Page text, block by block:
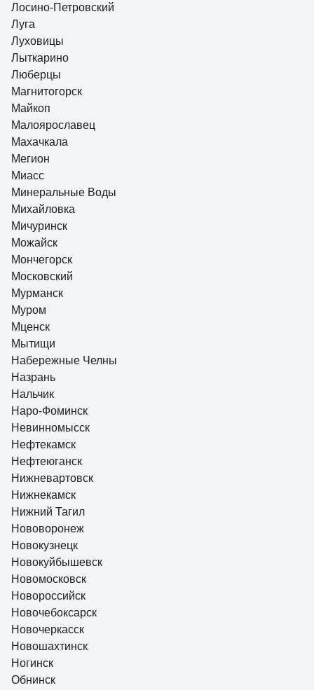
Лосино-Петровский
Луга
Луховицы
Лыткарино
Люберцы
Магнитогорск
Майкоп
Малоярославец
Махачкала
Мегион
Миасс
Минеральные Воды
Михайловка
Мичуринск
Можайск
Мончегорск
Московский
Мурманск
Муром
Мценск
Мытищи
Набережные Челны
Назрань
Нальчик
Наро-Фоминск
Невинномысск
Нефтекамск
Нефтеюганск
Нижневартовск
Нижнекамск
Нижний Тагил
Нововоронеж
Новокузнецк
Новокуйбышевск
Новомосковск
Новороссийск
Новочебоксарск
Новочеркасск
Новошахтинск
Ногинск
Обнинск